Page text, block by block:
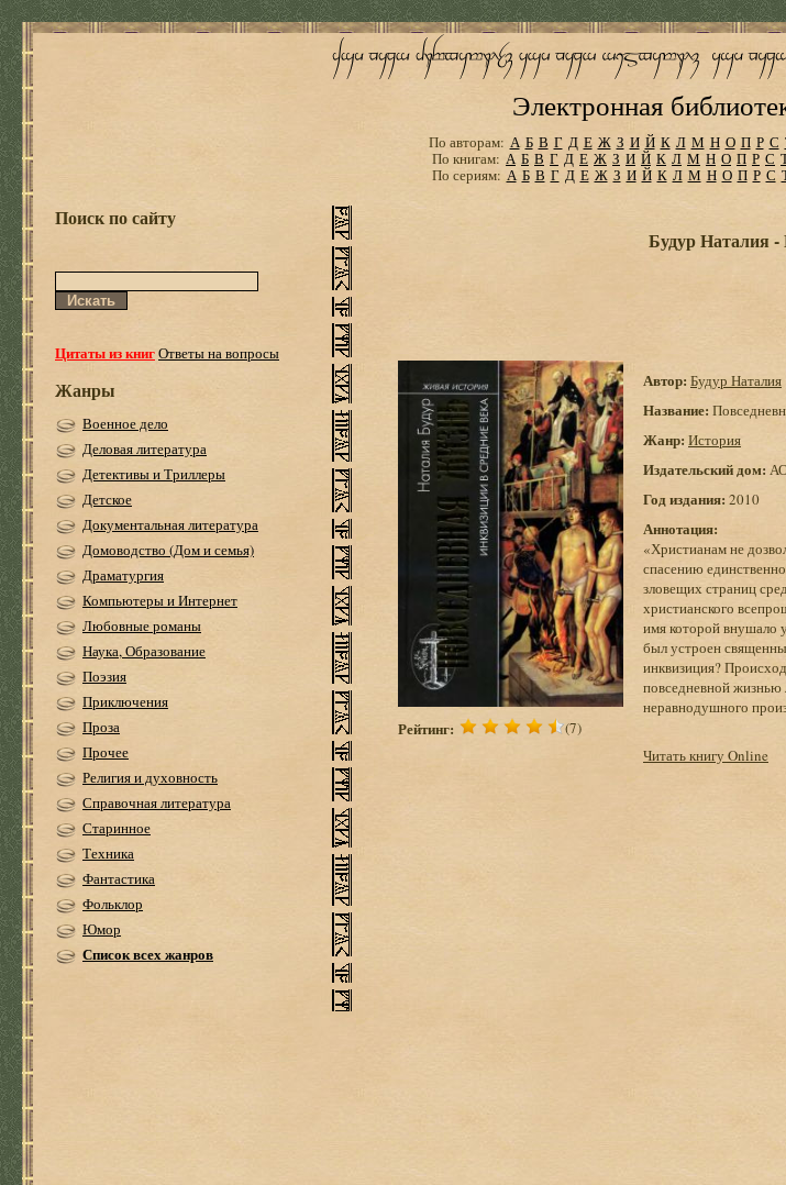
Электронная
По авторам: А Б В Г Д Е Ж З И Й К Л М Н О П Р С
По книгам: А Б В Г Д Е Ж З И Й К Л М Н О П Р С
По сериям: А Б В Г Д Е Ж З И Й К Л М Н О П Р С
Поиск по сайту
Цитаты из книгОтветы на вопросы
Жанры
Военное дело
Деловая литература
Детективы и Триллеры
Детское
Документальная литература
Домоводство (Дом и семья)
Драматургия
Компьютеры и Интернет
Любовные романы
Наука, Образование
Поэзия
Приключения
Проза
Прочее
Религия и духовность
Справочная литература
Старинное
Техника
Фантастика
Фольклор
Юмор
Список всех жанров
Будур Наталия -
Рейтинг: (7)
Автор: Будур Наталия
Название:
Жанр: История
Издательский дом:
Год издания: 2010
Аннотация:
«Христианам не
спасению
зловещих страниц
христианского
имя которой внушало
был устроен
инквизиция?
повседневной жизнью
неравнодушного
Читать книгу Online